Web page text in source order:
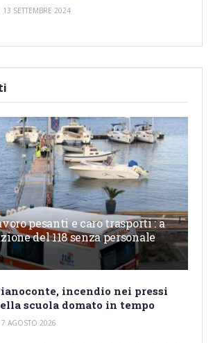
13 SETTEMBRE 2024
pesanti e caro trasporti : a
del 118 senza personale
incendio nei pressi
scuola domato in tempo
7 AGOSTO 2026